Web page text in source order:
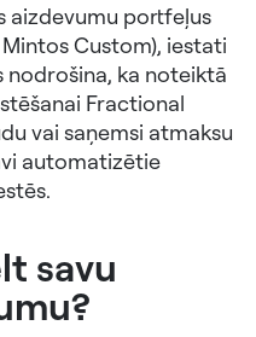
aizdevumu portfeļus
Custom), iestati
nodrošina, ka noteiktā
Fractional
vai saņemsi atmaksu
automatizētie
savu